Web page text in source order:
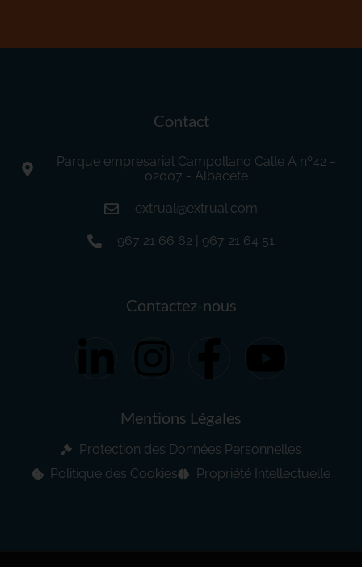
Contact
Parque empresarial Campollano Calle A nº42 -
02007 - Albacete
extrual@extrual.com
967 21 66 62 | 967 21 64 51
Contactez-nous
Mentions Légales
Protection des Données Personnelles
Politique des Cookies
Propriété Intellectuelle